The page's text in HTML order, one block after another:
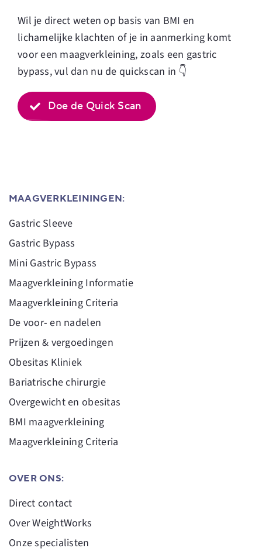
Wil je direct weten op basis van BMI en
lichamelijke klachten of je in aanmerking komt
voor een maagverkleining, zoals een gastric
bypass, vul dan nu de quickscan in 👇
Doe de Quick Scan
MAAGVERKLEININGEN:
Gastric Sleeve
Gastric Bypass
Mini Gastric Bypass
Maagverkleining Informatie
Maagverkleining Criteria
De voor- en nadelen
Prijzen & vergoedingen
Obesitas Kliniek
Bariatrische chirurgie
Overgewicht en obesitas
BMI maagverkleining
Maagverkleining Criteria
OVER ONS:
Direct contact
Over WeightWorks
Onze specialisten